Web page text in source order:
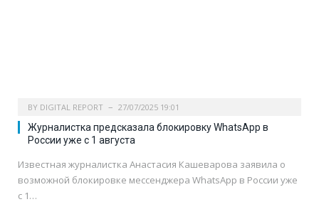
BY DIGITAL REPORT 27/07/2025 19:01
Журналистка предсказала блокировку WhatsApp в
России уже с 1 августа
Известная журналистка Анастасия Кашеварова заявила о
возможной блокировке мессенджера WhatsApp в России уже
с 1…